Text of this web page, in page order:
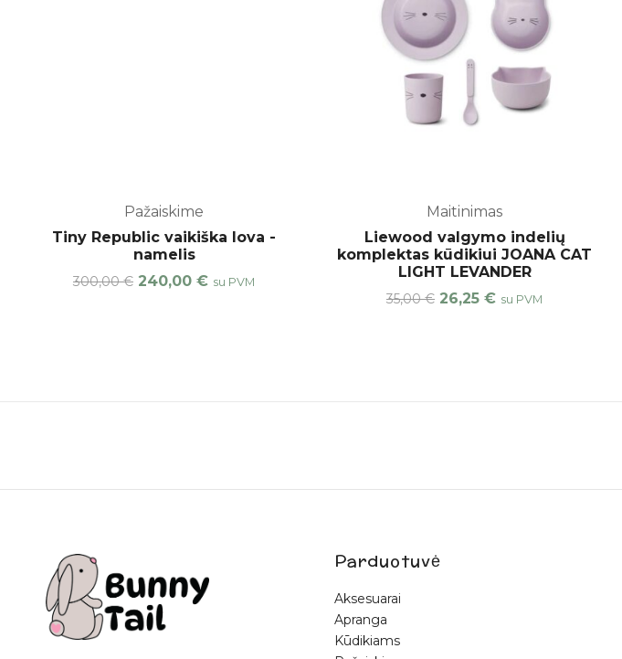
Pažaiskime
Tiny Republic vaikiška lova -
namelis
300,00€ 240,00 € su PVM
Maitinimas
Liewood valgymo indelių
komplektas kūdikiui JOANA CAT
LIGHT LEVANDER
35,00€ 26,25 € su PVM
Parduotuvė
Aksesuarai
Apranga
Kūdikiams